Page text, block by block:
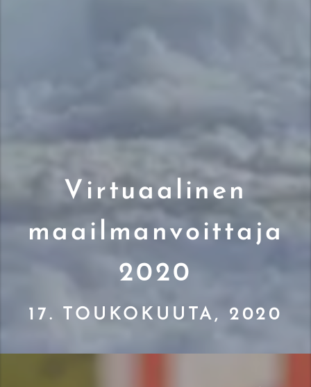
Virtuaalinen
maailmanvoittaja
2020
17. TOUKOKUUTA, 2020